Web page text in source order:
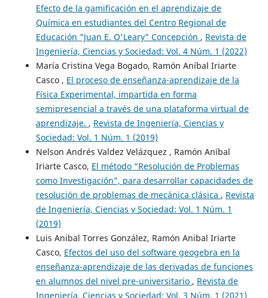
Efecto de la gamificación en el aprendizaje de
Química en estudiantes del Centro Regional de
Educación "Juan E. O'Leary" Concepción , Revista de
Ingeniería, Ciencias y Sociedad: Vol. 4 Núm. 1 (2022)
María Cristina Vega Bogado, Ramón Aníbal Iriarte
Casco , El proceso de enseñanza-aprendizaje de la
Física Experimental, impartida en forma
semipresencial a través de una plataforma virtual de
aprendizaje. , Revista de Ingeniería, Ciencias y
Sociedad: Vol. 1 Núm. 1 (2019)
Nelson Andrés Valdez Velázquez , Ramón Aníbal
Iriarte Casco, El método “Resolución de Problemas
como Investigación”, para desarrollar capacidades de
resolución de problemas de mecánica clásica , Revista
de Ingeniería, Ciencias y Sociedad: Vol. 1 Núm. 1
(2019)
Luis Anibal Torres González, Ramón Anibal Iriarte
Casco, Efectos del uso del software geogebra en la
enseñanza-aprendizaje de las derivadas de funciones
en alumnos del nivel pre-universitario , Revista de
Ingeniería, Ciencias y Sociedad: Vol. 3 Núm. 1 (2021)